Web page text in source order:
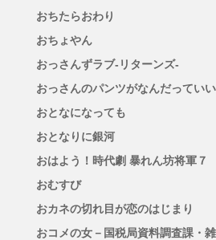
おちたらおわり
おちょやん
おっさんずラブ-リターンズ-
おっさんのパンツがなんだってい
おとなになっても
おとなりに銀河
おはよう！時代劇 暴れん坊将軍７
おむすび
おカネの切れ目が恋のはじまり
おコメの女－国税局資料調査課・